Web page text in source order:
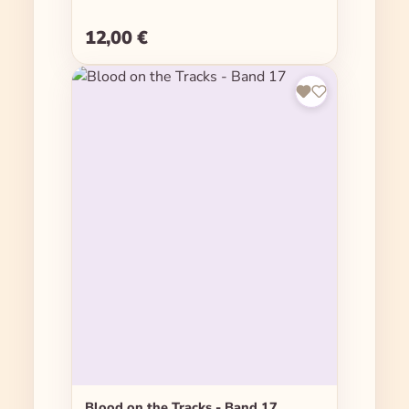
Regulärer Preis:
12,00 €